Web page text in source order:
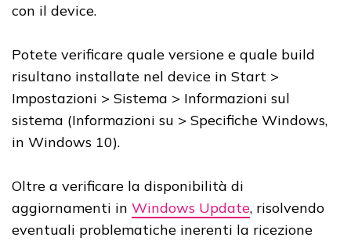
con il device.
Potete verificare quale versione e quale build
risultano installate nel device in Start >
Impostazioni > Sistema > Informazioni sul
sistema (Informazioni su > Specifiche Windows,
in Windows 10).
Oltre a verificare la disponibilità di
aggiornamenti in Windows Update, risolvendo
eventuali problematiche inerenti la ricezione